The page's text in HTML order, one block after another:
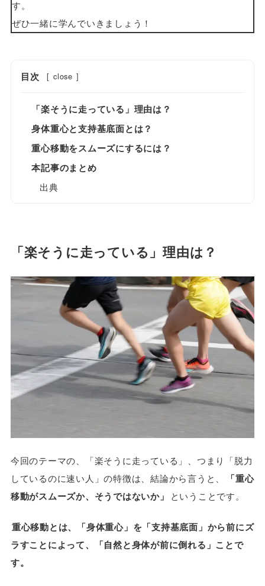
す。
ぜひ一緒に学んでいきましょう！
目次 [ close ]
「楽そうに走っている」理由は？
身体重心と支持基底面とは？
重心移動をスムーズにするには？
本記事のまとめ
出典
「楽そうに走っている」理由は？
今回のテーマの、「楽そうに走っている」、つまり「脱力
しているのに速い人」の特徴は、結論から言うと、
「重心
移動がスムーズか、そうではないか」
ということです。
重心移動とは、「身体重心」を「支持基底面」から前にズ
ラすことによって、「自然と身体が前に倒れる」ことで
す。